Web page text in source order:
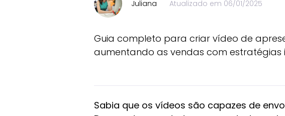
Juliana Atualizado em 06/01/2025
Guia completo para criar vídeo de
aumentando as vendas com estratégias
Sabia que os vídeos são capazes de